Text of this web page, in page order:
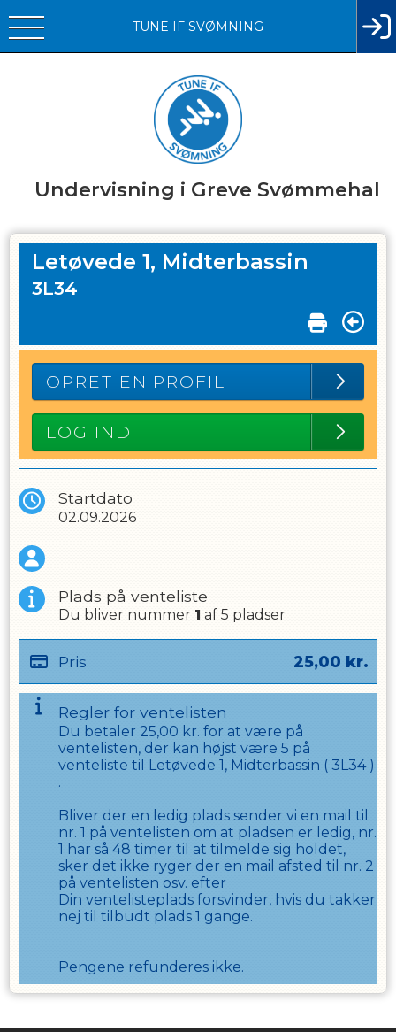
Undervisning i Greve Svømmehal
TUNE IF SVØMNING
Letøvede 1, Midterbassin
3L34
OPRET EN PROFIL
LOG IND
Startdato
02.09.2026
Plads på venteliste
Du bliver nummer 1 af 5 pladser
Pris 25,00 kr.
Regler for ventelisten
Du betaler 25,00 kr. for at være på
ventelisten, der kan højst være 5 på
venteliste til
Letøvede 1, Midterbassin ( 3L34)
.
Bliver der en ledig plads sender vi en mail til
nr. 1 på ventelisten om at pladsen er ledig, nr.
1 har så 48 timer til at tilmelde sig holdet,
sker det ikke ryger der en mail afsted til nr. 2
på ventelisten osv. efter
Din ventelisteplads forsvinder, hvis du takker
nej til tilbudt plads 1 gange.
Pengene refunderes ikke.